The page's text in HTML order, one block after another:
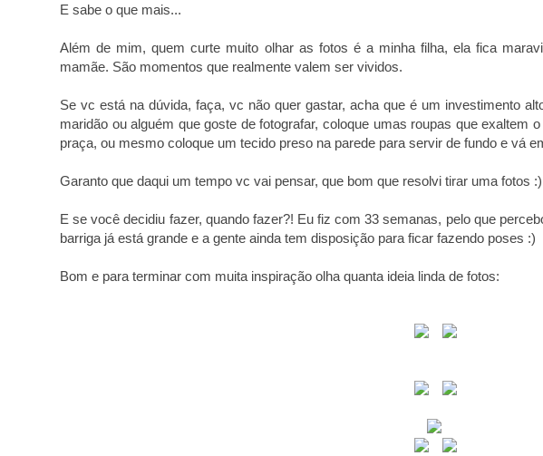
E sabe o que mais...
Além de mim, quem curte muito olhar as fotos é a minha filha, ela fica
mamãe. São momentos que realmente valem ser vividos.
Se vc está na dúvida, faça, vc não quer gastar, acha que é um investimento
maridão ou alguém que goste de fotografar, coloque umas roupas que exaltem
praça, ou mesmo coloque um tecido preso na parede para servir de fundo e vá
Garanto que daqui um tempo vc vai pensar, que bom que resolvi tirar uma fotos :)
E se você decidiu fazer, quando fazer?! Eu fiz com 33 semanas, pelo que
barriga já está grande e a gente ainda tem disposição para ficar fazendo poses :)
Bom e para terminar com muita inspiração olha quanta ideia linda de fotos: